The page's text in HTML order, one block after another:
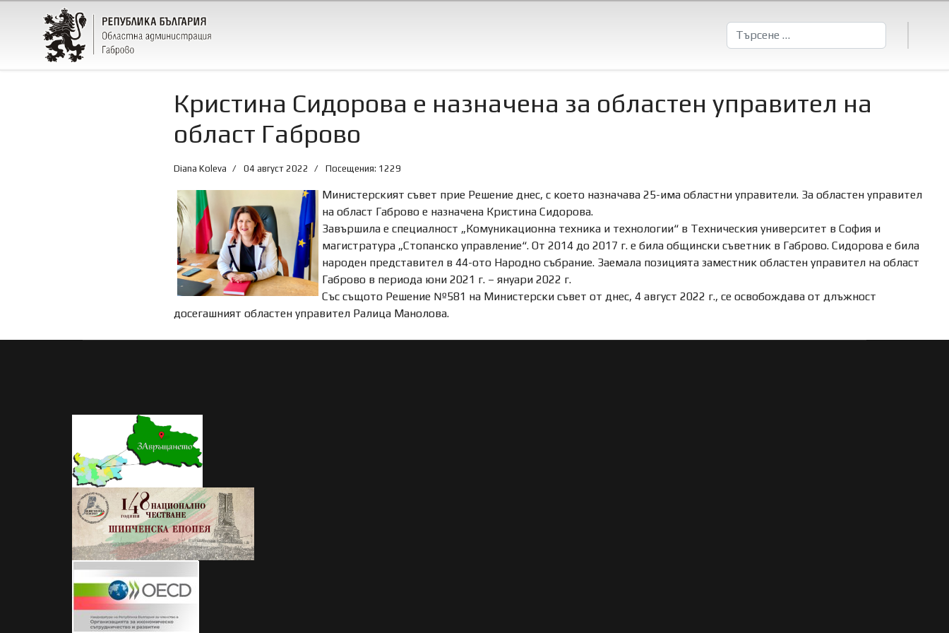
Търсене
Кристина Сидорова е назначена за областен управител на
област Габрово
Diana Koleva 04 август 2022 Посещения: 1229
Министерският съвет прие Решение днес, с което назначава 25-има областни управители. За областен управител
на област Габрово е назначена Кристина Сидорова.
Завършила е специалност „Комуникационна техника и технологии“ в Техническия университет в София и
магистратура „Стопанско управление“. От 2014 до 2017 г. е била общински съветник в Габрово. Сидорова е била
народен представител в 44-ото Народно събрание. Заемала позицията заместник областен управител на област
Габрово в периода юни 2021 г. – януари 2022 г.
Със същото Решение №581 на Министерски съвет от днес, 4 август 2022 г., се освобождава от длъжност
досегашният областен управител Ралица Манолова.